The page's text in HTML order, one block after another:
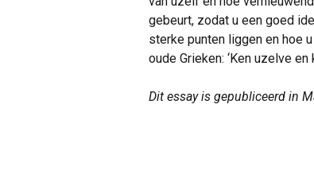
gebeurt, zodat u een goed
sterke punten liggen en hoe
oude Grieken: ‘Ken uzelve en
Dit essay is gepubliceerd in